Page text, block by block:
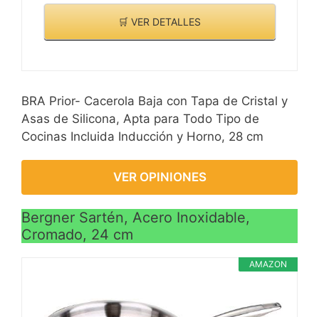
🛒 VER DETALLES
BRA Prior- Cacerola Baja con Tapa de Cristal y
Asas de Silicona, Apta para Todo Tipo de
Cocinas Incluida Inducción y Horno, 28 cm
VER OPINIONES
Bergner Sartén, Acero Inoxidable,
Cromado, 24 cm
AMAZON